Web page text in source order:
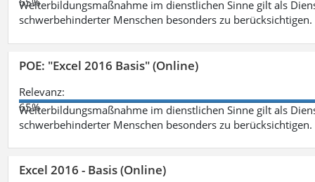
Weiterbildungsmaßnahme im dienstlichen Sinne gilt als
schwerbehinderter Menschen besonders zu berücksichtigen.
POE: "Excel 2016 Basis" (Online)
Relevanz:
65%
Weiterbildungsmaßnahme im dienstlichen Sinne gilt als
schwerbehinderter Menschen besonders zu berücksichtigen.
Excel 2016 - Basis (Online)